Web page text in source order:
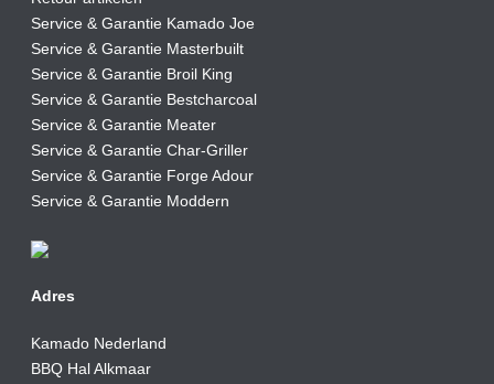
Service & Garantie Kamado Joe
Service & Garantie Masterbuilt
Service & Garantie Broil King
Service & Garantie Bestcharcoal
Service & Garantie Meater
Service & Garantie Char-Griller
Service & Garantie Forge Adour
Service & Garantie Moddern
Adres
Kamado Nederland
BBQ Hal Alkmaar